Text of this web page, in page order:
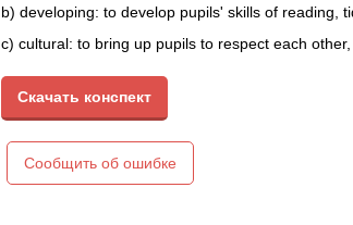
c) cultural: to bring up pupils to respect each
Teaching methods: explaining, listening, reading,
Literature: English VII, O. V. Afanasyeva, I. V.
Скачать конспект
Сообщить об ошибке